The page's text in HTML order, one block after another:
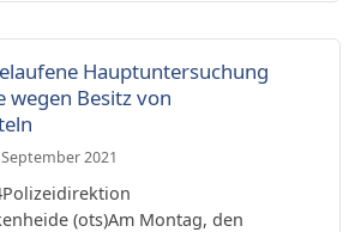
Hauptuntersuchung
wegen Besitz von
2021
(ots)Am Montag, den